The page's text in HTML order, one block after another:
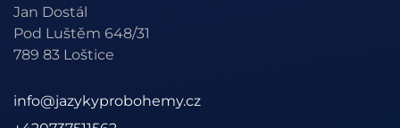
Jan Dostál
Pod Luštěm 648/31
789 83 Loštice
info@jazykyprobohemy.cz